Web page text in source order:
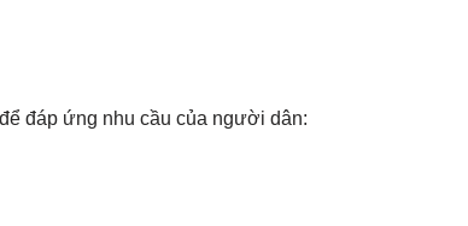
đáp ứng nhu cầu của người dân: